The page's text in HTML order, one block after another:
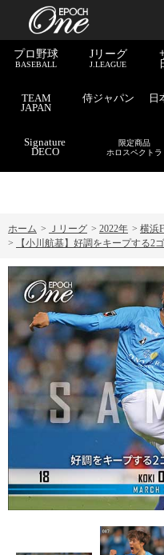
プロ野球
BASEBALL
Jリーグ
J.LEAGUE
TEAM
JAPAN
侍ジャパン 日
Signature
DECO
限定商品
ホロスペクトラ
ホーム > Ｊリーグ > 2022年 > 横浜
>
【小川航基】好調をキープする2